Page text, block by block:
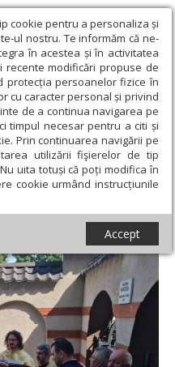
cookie pentru a personaliza și
ul nostru. Te informăm că ne-
în acestea și în activitatea
recente modificări propuse de
protecția persoanelor fizice în
cu caracter personal și privind
de a continua navigarea pe
timpul necesar pentru a citi și
Prin continuarea navigării pe
utilizării fişierelor de tip
uita totuși că poți modifica în
cookie urmând instrucțiunile
Accept
› Știri › Binecuvântarea
național
memoriale în